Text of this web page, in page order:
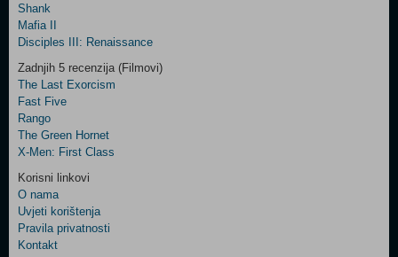
Control
Field
Three
Shank
Mafia II
Disciples III: Renaissance
Zadnjih 5 recenzija (Filmovi)
The Last Exorcism
Fast Five
Rango
The Green Hornet
X-Men: First Class
Korisni linkovi
O nama
Uvjeti korištenja
Pravila privatnosti
Kontakt